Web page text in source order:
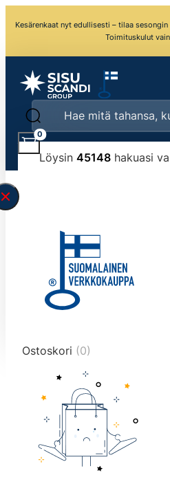
Kesärenkaat nyt edullisesti – tilaa
Toimituskulut
Löysin 45148 hakuasi
typed the search query
tmlmvi","meta_query":
data-original-query-
data-max-pages="4515"
end="10">
0
Ostoskori (0)